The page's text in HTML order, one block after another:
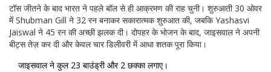
टॉस जीतने के बाद भारत ने पहले बॉल से ही आक्रमण की राह चुनी। शुरुआती 30 ओवर
मेंShubman Gill ने 32 रन बनाकर सकारात्मक शुरुआत की, जबकिYashasvi
Jaiswal ने 45 रन की अच्छी झलक दी। दोपहर के भोजन के बाद, जाइसवाल ने अपनी
बीट्स तेज़ कर दी और केवल चार डिलीवरी में आधा शतक पूरा किया।
जाइसवाल ने कुल 23 बाउंड्री और 2 छक्का लगाए।